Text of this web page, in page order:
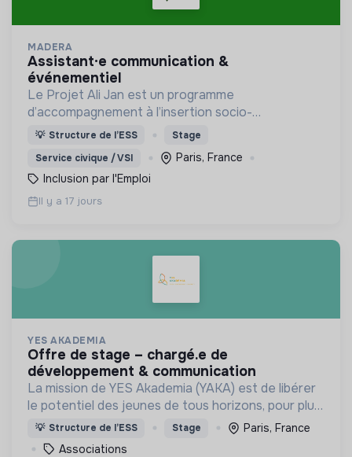
MADERA
assistant·e communication &
événementiel
Le Projet Ali Jan est un programme
d’accompagnement à l’insertion socio-
professionnelle des personnes bénéficiaires de la
protection internationale (BPI) dans les territoires
ruraux et périurbains.
💡 Structure de l’ESS
Stage
Service civique / VSI
Paris, France
Inclusion par l'Emploi
Il y a 17 jours
YES AKADEMIA
offre de stage – chargé.e de
développement & communication
La mission de YES Akademia (YAKA) est de libérer
le potentiel des jeunes de tous horizons, pour plus
de justice sociale et environnementale en France
et à l'étranger, axé sur l'égalité des chances,
💡 Structure de l’ESS Stage
Paris, France
Associations